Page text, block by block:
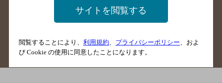
掲載店舗様ログイン
サイトマップ ご意見・ご感想
サイトを閲覧する
閲覧することにより、 利用規約 プライバシーポリシー 、およ
び Cookie の使用に同意したことになります。